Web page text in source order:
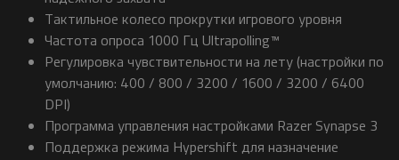
Тактильное колесо прокрутки игрового уровня
Частота опроса 1000 Гц Ultrapolling™
Регулировка чувствительности на лету (настройки по
умолчанию: 400 / 800 / 3200 / 1600 / 3200 / 6400
DPI)
Программа управления настройками Razer Synapse 3
Поддержка режима Hypershift для назначение